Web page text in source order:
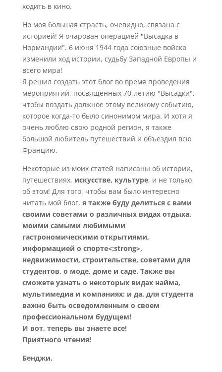
ходить в кино.
Но моя большая страсть, очевидно, связана с
историей! Я очарован операцией "Высадка в
Нормандии". 6 июня 1944 года союзные войска
изменили ход истории, судьбу Западной Европы и
всего мира!
Я решил создать этот блог во время проведения
мероприятий, посвященных 70-летию "Высадки",
чтобы воздать должное этому великому событию,
которое когда-то было синонимом мира. И хотя я
очень люблю свою родной регион, я также
большой любитель путешествий и объездил всю
Францию.
Некоторые из моих статей написаны об истории,
путешествиях, искусстве, культуре, и не только
об этом! Для того, чтобы вам было интересно
читать мой блог, я также буду делиться с вами
своими советами о различных видах отдыха,
моими самыми любимыми
гастрономическими открытиями,
информацией о спорте<:strong>,
недвижимости, строительстве, советами для
студентов, о моде, доме и саде. Также вы
сможете узнать о некоторых видах найма,
мультимедиа и компаниях: и да, для студента
важно быть осведомленным о своем
профессиональном будущем!
И вот, теперь вы знаете все!
Приятного чтения!
Бенджи.